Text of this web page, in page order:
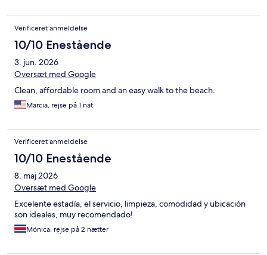
Verificeret anmeldelse
10/10 Enestående
3. jun. 2026
Oversæt med Google
Clean, affordable room and an easy walk to the beach.
Marcia, rejse på 1 nat
Verificeret anmeldelse
10/10 Enestående
8. maj 2026
Oversæt med Google
Excelente estadía, el servicio, limpieza, comodidad y ubicación
son ideales, muy recomendado!
Mónica, rejse på 2 nætter